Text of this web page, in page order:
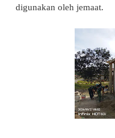
digunakan oleh jemaat.